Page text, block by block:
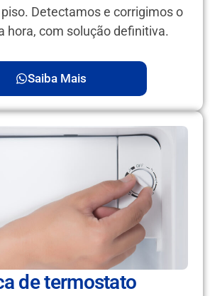
Detectamos e corrigimos o
hora, com solução definitiva.
Saiba Mais
de termostato